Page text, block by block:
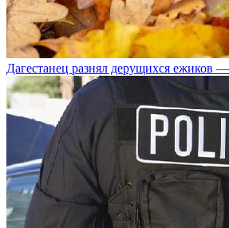
Дагестанец разнял дерущихся ежиков